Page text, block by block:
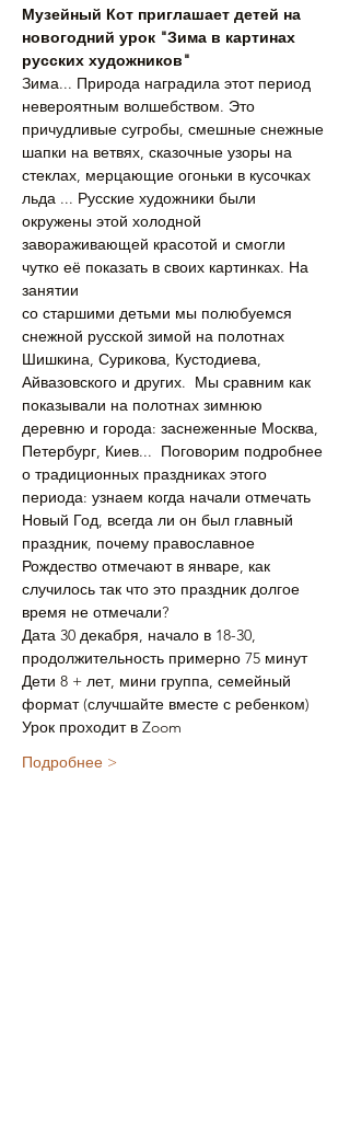
Музейный Кот приглашает детей на
новогодний урок "Зима в картинах
русских художников"
Зима... Природа наградила этот период
невероятным волшебством. Это
причудливые сугробы, смешные снежные
шапки на ветвях, сказочные узоры на
стеклах, мерцающие огоньки в кусочках
льда ... Русские художники были
окружены этой холодной
завораживающей красотой и смогли
чутко её показать в своих картинках. На
занятии
со старшими детьми мы полюбуемся
снежной русской зимой на полотнах
Шишкина, Сурикова, Кустодиева,
Айвазовского и других.  Мы сравним как
показывали на полотнах зимнюю
деревню и города: заснеженные Москва,
Петербург, Киев...  Поговорим подробнее
о традиционных праздниках этого
периода: узнаем когда начали отмечать
Новый Год, всегда ли он был главный
праздник, почему православное
Рождество отмечают в январе, как
случилось так что это праздник долгое
время не отмечали?
Дата 30 декабря, начало в 18-30,
продолжительность примерно 75 минут
Дети 8 + лет, мини группа, семейный
формат (случшайте вместе с ребенком)
Урок проходит в Zoom
Подробнее >